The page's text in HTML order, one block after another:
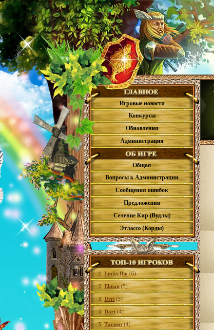
Игровые новости
Конкурсы
Обновления
Администрация
Общая
Вопросы к Администрации
Сообщения ошибок
Предложения
Селение Кир (Вудлы)
Этлассо (Корды)
1. LuckyJho (6)
2. Elman(5)
3. Urri (5)
4. Dart (4)
5. Тасмит(4)